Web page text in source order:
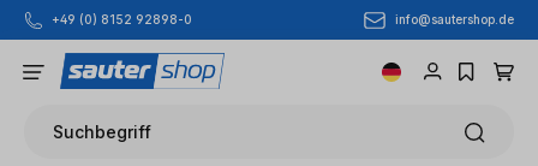
Zum Hauptinhalt springen
+49 (0) 8152 92898-0 info@sautershop.de
Suchbegriff